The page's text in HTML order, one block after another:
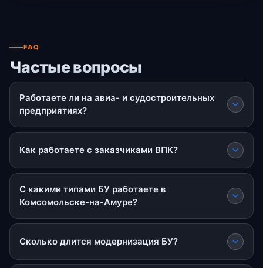
FAQ
Частые вопросы
Работаете ли на авиа- и судостроительных
предприятиях?
Как работаете с заказчиками ВПК?
С какими типами БУ работаете в
Комсомольске-на-Амуре?
Сколько длится модернизация БУ?